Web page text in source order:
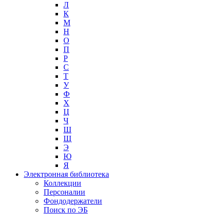
Л
К
М
Н
О
П
Р
С
Т
У
Ф
Х
Ц
Ч
Ш
Щ
Э
Ю
Я
Электронная библиотека
Коллекции
Персоналии
Фондодержатели
Поиск по ЭБ